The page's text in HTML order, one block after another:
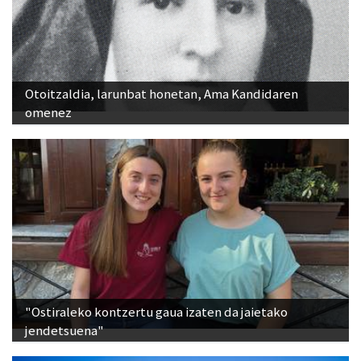
Otoitzaldia, larunbat honetan, Ama Kandidaren
omenez
"Ostiraleko kontzertu gaua izaten da jaietako
jendetsuena"